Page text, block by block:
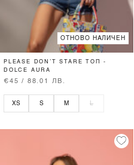
ОТНОВО НАЛИЧЕН
PLEASE DON’T STARE ТОП -
DOLCE AURA
€45 / 88.01 ЛВ.
XS S M L